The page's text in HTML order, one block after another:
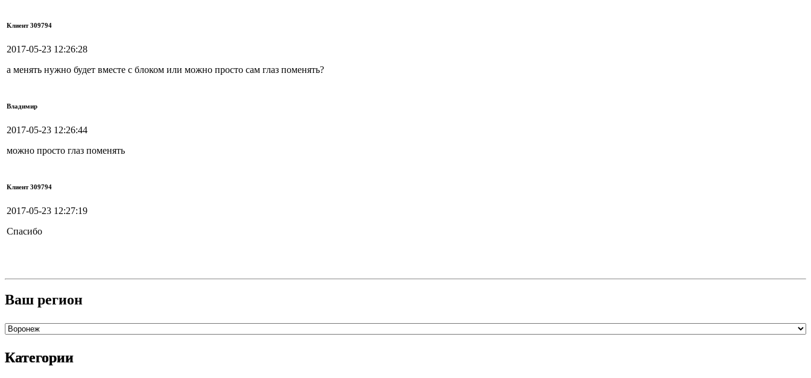
Клиент 309794
2017-05-23 12:26:28
а менять нужно будет вместе с блоком или можно просто сам глаз поменять?
Владимир
2017-05-23 12:26:44
можно просто глаз поменять
Клиент 309794
2017-05-23 12:27:19
Спасибо
Ваш регион
Категории